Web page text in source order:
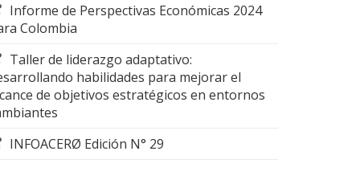
Informe de Perspectivas Económicas 2024
Colombia
Taller de liderazgo adaptativo:
habilidades para mejorar el
de objetivos estratégicos en entornos
INFOACERØ Edición N° 29